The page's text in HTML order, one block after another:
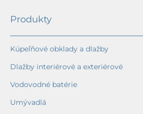
Produkty
Kúpeľňové obklady a dlažby
Dlažby interiérové a exteriérové
Vodovodné batérie
Umývadlá